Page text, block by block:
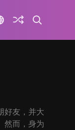
好友，并大
然而，身为